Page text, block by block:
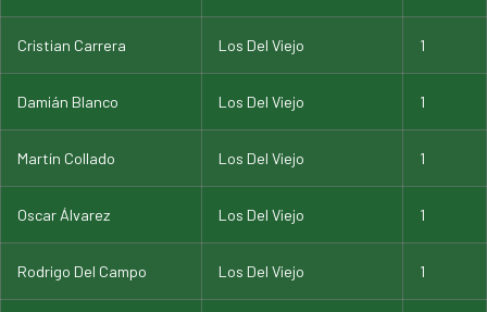
Cristian Carrera Los Del Viejo 1
Damián Blanco Los Del Viejo 1
Martín Collado Los Del Viejo 1
Oscar Álvarez Los Del Viejo 1
Rodrigo Del Campo Los Del Viejo 1